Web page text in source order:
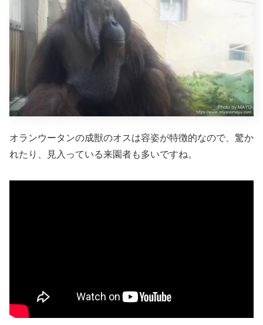
オランウータンの成獣のオスは容姿が特徴的なので、驚か
れたり、見入っている来園者も多いですね。